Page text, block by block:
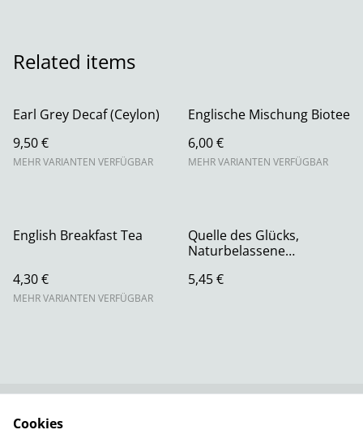
Related items
Earl Grey Decaf (Ceylon)
9,50 €
MEHR VARIANTEN VERFÜGBAR
Englische Mischung Biotee
6,00 €
MEHR VARIANTEN VERFÜGBAR
English Breakfast Tea
4,30 €
MEHR VARIANTEN VERFÜGBAR
Quelle des Glücks,
Naturbelassene
ung
5,45 €
Cookies